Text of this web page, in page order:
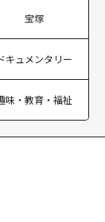
宝塚
キュメンタリー
味・教育・福祉